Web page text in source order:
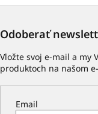
Odoberať
Vložte svoj e-mail a my
produktoch na našom
Email